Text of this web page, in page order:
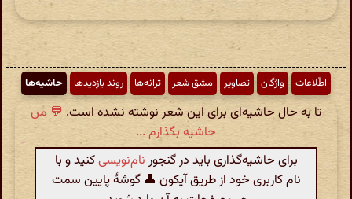
اطّلاعات واژگان تصاویر مشق شعر ترانه‌ها روند بازدیدها حاشیه‌ها
تا به حال حاشیه‌ای برای این شعر نوشته نشده است. 💬 من
حاشیه بگذارم ...
برای حاشیه‌گذاری باید در گنجور نام‌نویسیکنید و با
نام کاربری خود از طریق آیکون 👤 گوشهٔ پایین سمت